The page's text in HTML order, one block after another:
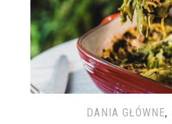
DANIA GŁÓWNE,